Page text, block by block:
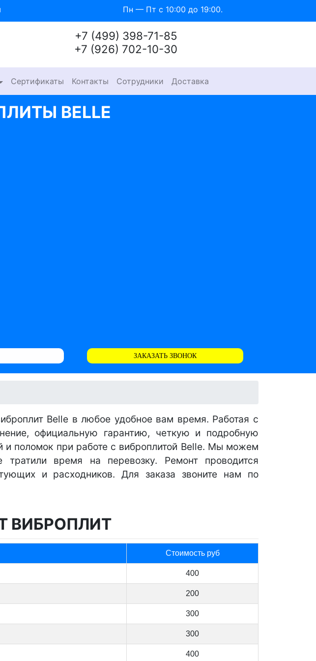
Пн — Пт с 10:00 до 19:00.
+7 (499) 398-71-85
+7 (926) 702-10-30
Сертификаты Контакты Сотрудники Доставка
BELLE
ЗАКАЗАТЬ ЗВОНОК
Belle в любое удобное вам время. Работая с
официальную гарантию, четкую и подробную
и поломок при работе с виброплитой Belle. Мы можем
время на перевозку. Ремонт проводится
и расходников. Для заказа звоните нам по
ВИБРОПЛИТ
Стоимость руб
400
200
300
300
400